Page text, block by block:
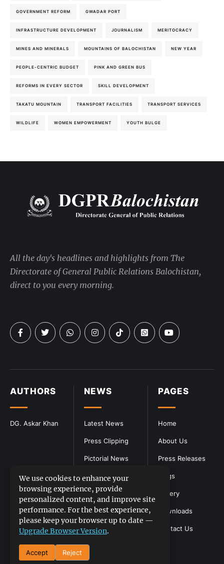
GOVERNMENT REFORM GWADAR PORT
INFRASTRUCTURE DEVELOPMENT JOURNALISM MERITOCRACY
MINES AND MINERALS MOUNTAINS OF BALOCHISTAN NEW YEAR
PEOPLE-CENTRIC BUDGET PINK AND GREEN BUS
REFORMS IN EVERY SECTOR SKILL DEVELOPMENT
TAKATU MOUNTAIN TRANSPORT FACILITIES TRANSPORT SERVICES
WILDLIFE WOMEN EMPOWERMENT YOUTH BULGE
PAGES
Home
About Us
Press Releases
Blogs
Gallery
Downloads
Contact Us
NEWS
Latest News
Press Clipping
Pictorial News
AUTHORS
DG. Askar Khan
All the day's headlines and highlights from The
Directorate of General Public Relations Balochistan,
direct to you every morning.
We use cookies to enhance your
browsing experience, provide
personalized content, and improve site
performance. For the best experience,
please keep your browser up to date —
Upgrade Browser Version.
Accept Reject